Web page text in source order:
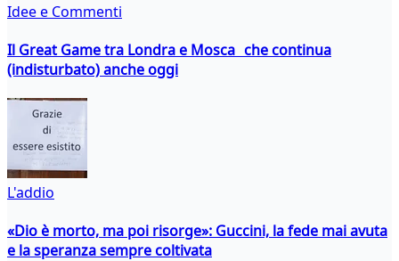
Idee e Commenti
Il Great Game tra Londra e Mosca che continua
(indisturbato) anche oggi
L'addio
«Dio è morto, ma poi risorge»: Guccini, la fede mai avuta
e la speranza sempre coltivata